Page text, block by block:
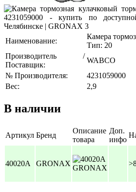
Наименование:
Камера
Тип: 20
Производитель /
Поставщик:
WABCO
№ Производителя:
4231059000
Вес:
2,9
В наличии
Артикул Бренд
Описание
товара
Доп.
инфо
40020A GRONAX